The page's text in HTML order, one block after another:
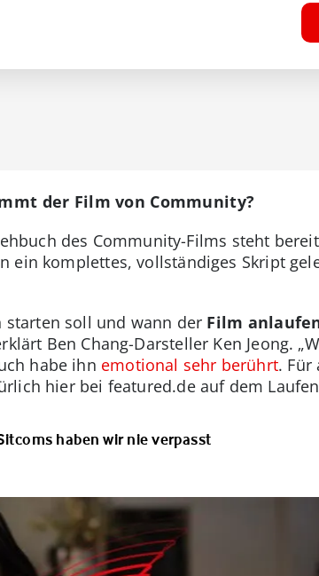
der Film von Community?
des Community-Films steht
ein komplettes, vollständiges Skript
starten soll und wann der Film
Ben Chang-Darsteller Ken Jeong.
habe ihn emotional sehr berührt. Für
hier bei featured.de auf dem
haben wir nie verpasst